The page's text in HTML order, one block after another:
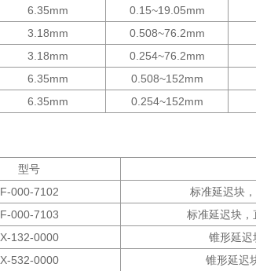
6.35mm 0.15~19.05mm
3.18mm 0.508~76.2mm
3.18mm 0.254~76.2mm
6.35mm 0.508~152mm
6.35mm 0.254~152mm
型号
F-000-7102
标准延迟块
F-000-7103
标准延迟块
X-132-0000
锥形延迟
X-532-0000
锥形延迟